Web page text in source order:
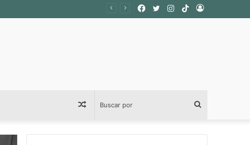
Acceso
TikTok
Instagram
Twitter
Facebook
por
Publicación
al